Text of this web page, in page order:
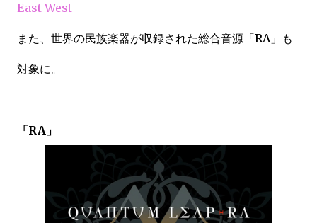
East West
また、世界の民族楽器が収録された総合音源「RA」も
対象に。
「RA」